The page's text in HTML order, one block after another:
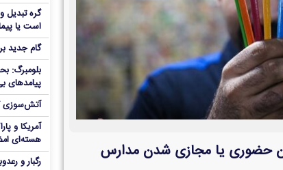
حضوری یا مجازی شدن مدارس
گره تبدیل
است یا
گام جدید
بلومبرگ:
پیامدهای
​​​​​​​آتش‌سوزی
آمریکا و
هسته‌ای
رگبار و